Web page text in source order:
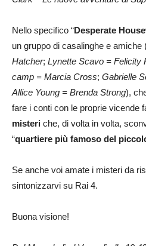
Nello specifico “Desperate
un gruppo di casalinghe e amiche
Hatcher; Lynette Scavo = Felicity
camp = Marcia Cross; Gabrielle
Allice Young = Brenda Strong),
fare i conti con le proprie vicende
misteri che, di volta in volta,
“quartiere più famoso del
Se anche voi amate i misteri da
sintonizzarvi su Rai 4.
Buona visione!